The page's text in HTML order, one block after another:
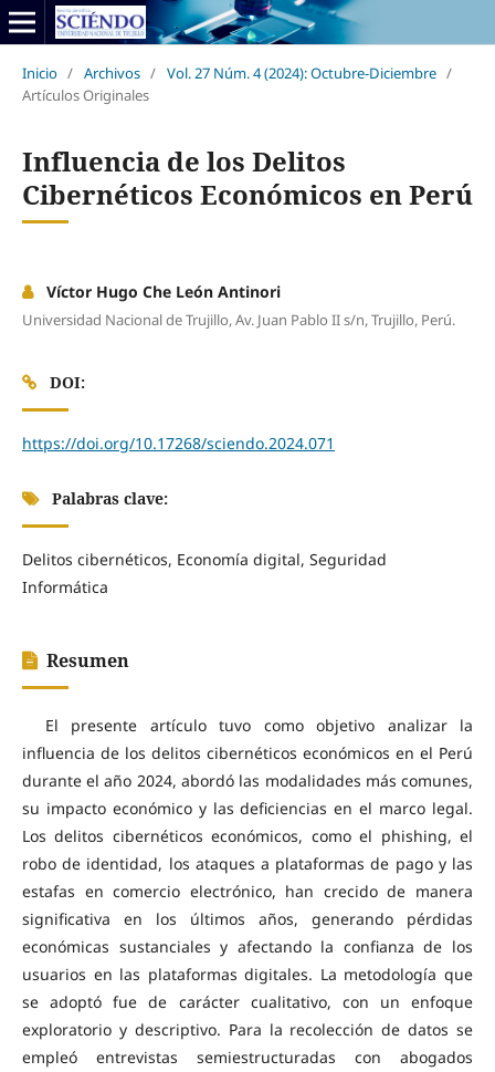
Inicio / Archivos / Vol. 27 Núm. 4 (2024): Octubre-Diciembre /
Artículos Originales
Influencia de los Delitos
Cibernéticos Económicos en Perú
Víctor Hugo Che León Antinori
Universidad Nacional de Trujillo, Av. Juan Pablo II s/n, Trujillo, Perú.
DOI:
https://doi.org/10.17268/sciendo.2024.071
Palabras clave:
Delitos cibernéticos, Economía digital, Seguridad
Informática
Resumen
El presente artículo tuvo como objetivo analizar la
influencia de los delitos cibernéticos económicos en el Perú
durante el año 2024, abordó las modalidades más comunes,
su impacto económico y las deficiencias en el marco legal.
Los delitos cibernéticos económicos, como el phishing, el
robo de identidad, los ataques a plataformas de pago y las
estafas en comercio electrónico, han crecido de manera
significativa en los últimos años, generando pérdidas
económicas sustanciales y afectando la confianza de los
usuarios en las plataformas digitales. La metodología que
se adoptó fue de carácter cualitativo, con un enfoque
exploratorio y descriptivo. Para la recolección de datos se
empleó entrevistas semiestructuradas con abogados